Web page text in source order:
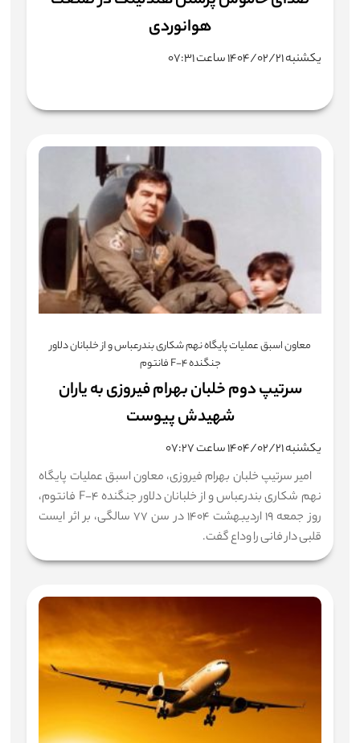
هوانوردی
یکشنبه ۱۴۰۴/۰۲/۲۱ ساعت ۰۷:۳۱
معاون اسبق عملیات پایگاه نهم شکاری بندرعباس و از خلبانان دلاور
جنگنده F-۴ فانتوم
سرتیپ دوم خلبان بهرام فیروزی به یاران
شهیدش پیوست
یکشنبه ۱۴۰۴/۰۲/۲۱ ساعت ۰۷:۲۷
امیر سرتیپ خلبان بهرام فیروزی، معاون اسبق عملیات پایگاه
نهم شکاری بندرعباس و از خلبانان دلاور جنگنده F-۴ فانتوم،
روز جمعه ۱۹ اردیبهشت ۱۴۰۴ در سن ۷۷ سالگی، بر اثر ‌ایست
قلبی دار فانی را وداع گفت.